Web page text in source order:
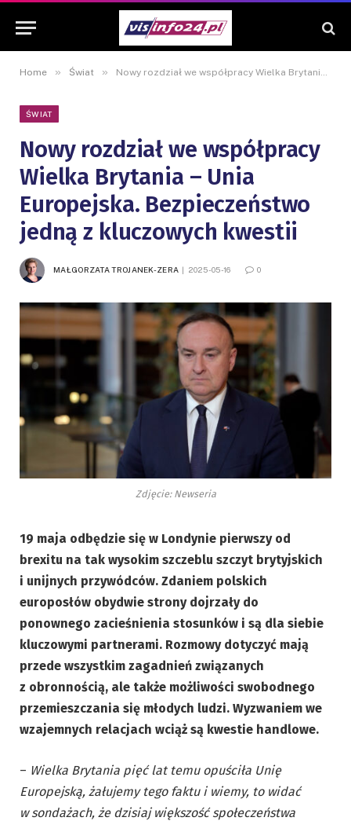
Home » Świat » Nowy rozdział we współpracy Wielka Brytania – Unia Europejska. Bezpieczeństwo jedną z kluczowych kwestii
ŚWIAT
Nowy rozdział we współpracy
Wielka Brytania – Unia
Europejska. Bezpieczeństwo
jedną z kluczowych kwestii
MAŁGORZATA TROJANEK-ZERA 2025-05-16 0
Zdjęcie: Newseria
19 maja odbędzie się w Londynie pierwszy od
brexitu na tak wysokim szczeblu szczyt brytyjskich
i unijnych przywódców. Zdaniem polskich
europosłów obydwie strony dojrzały do
ponownego zacieśnienia stosunków i są dla siebie
kluczowymi partnerami. Rozmowy dotyczyć mają
przede wszystkim zagadnień związanych
z obronnością, ale także możliwości swobodnego
przemieszczania się młodych ludzi. Wyzwaniem we
wzajemnych relacjach wciąż są kwestie handlowe.
– Wielka Brytania pięć lat temu opuściła Unię
Europejską, żałujemy tego faktu i wiemy, to widać
w sondażach, że dzisiaj większość społeczeństwa